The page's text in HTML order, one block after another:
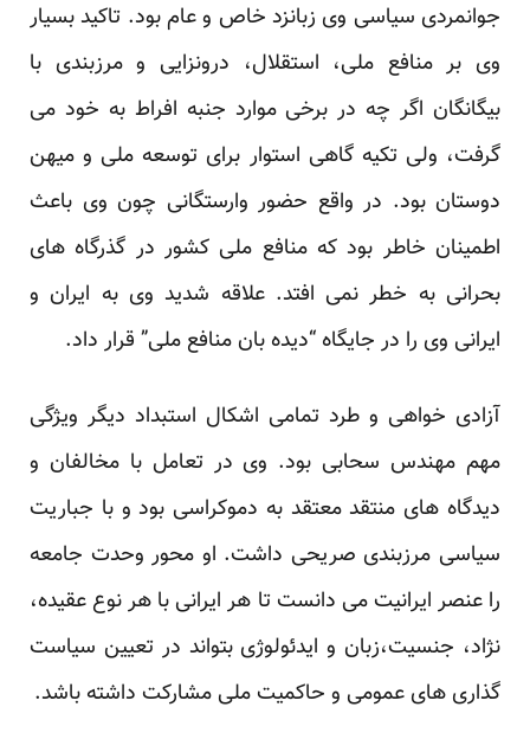
جوانمردی سیاسی وی زبانزد خاص و عام بود. تاکید بسیار
وی بر منافع ملی، استقلال، درونزایی و مرزبندی با
بیگانگان اگر چه در برخی موارد جنبه افراط به خود می
گرفت، ولی تکیه گاهی استوار برای توسعه ملی و میهن
دوستان بود. در واقع حضور وارستگانی چون وی باعث
اطمینان خاطر بود که منافع ملی کشور در گذرگاه های
بحرانی به خطر نمی افتد. علاقه شدید وی به ایران و
ایرانی وی را در جایگاه “دیده بان منافع ملی” قرار داد.
آزادی خواهی و طرد تمامی اشکال استبداد دیگر ویژگی
مهم مهندس سحابی بود. وی در تعامل با مخالفان و
دیدگاه های منتقد معتقد به دموکراسی بود و با جباریت
سیاسی مرزبندی صریحی داشت. او محور وحدت جامعه
را عنصر ایرانیت می دانست تا هر ایرانی با هر نوع عقیده،
نژاد، جنسیت،زبان و ایدئولوژی بتواند در تعیین سیاست
گذاری های عمومی و حاکمیت ملی مشارکت داشته باشد.